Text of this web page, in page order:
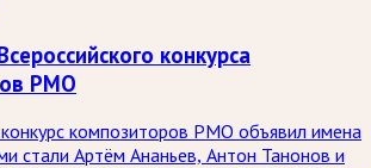
конкурса
РМО
конкурс композиторов РМО объявил имена
стали Артём Ананьев, Антон Танонов и